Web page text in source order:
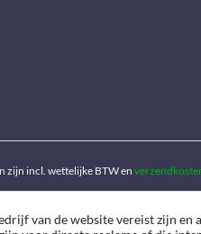
zijn incl. wettelijke BTW en
van de website vereist zijn